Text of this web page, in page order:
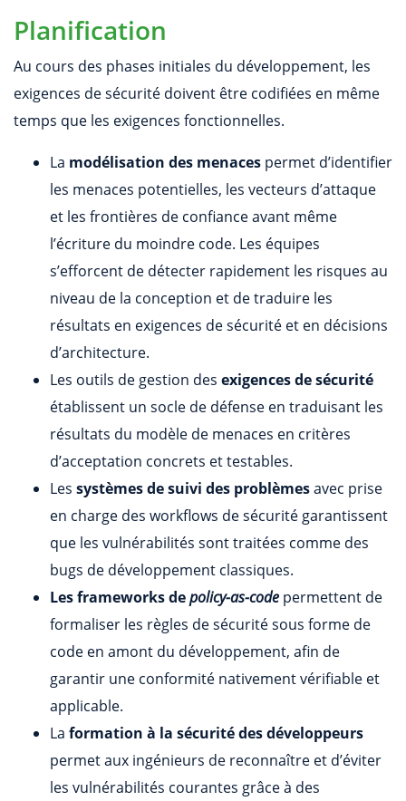
Planification
Au cours des phases initiales du développement, les
exigences de sécurité doivent être codifiées en même
temps que les exigences fonctionnelles.
La modélisation des menaces permet d’identifier
les menaces potentielles, les vecteurs d’attaque
et les frontières de confiance avant même
l’écriture du moindre code. Les équipes
s’efforcent de détecter rapidement les risques au
niveau de la conception et de traduire les
résultats en exigences de sécurité et en décisions
d’architecture.
Les outils de gestion des exigences de sécurité
établissent un socle de défense en traduisant les
résultats du modèle de menaces en critères
d’acceptation concrets et testables.
Les systèmes de suivi des problèmesavec prise
en charge des workflows de sécurité garantissent
que les vulnérabilités sont traitées comme des
bugs de développement classiques.
Les frameworks depolicy-as-code permettent de
formaliser les règles de sécurité sous forme de
code en amont du développement, afin de
garantir une conformité nativement vérifiable et
applicable.
La formation à la sécurité des développeurs
permet aux ingénieurs de reconnaître et d’éviter
les vulnérabilités courantes grâce à des